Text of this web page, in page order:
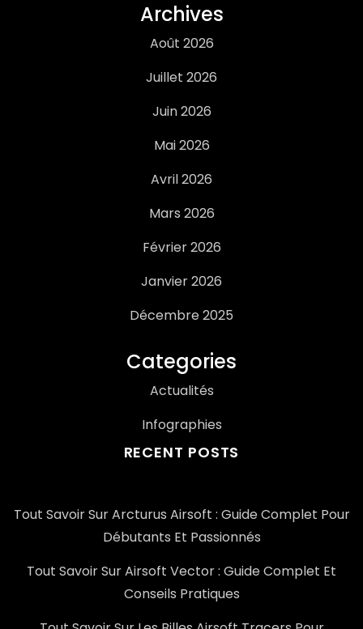
Archives
Août 2026
Juillet 2026
Juin 2026
Mai 2026
Avril 2026
Mars 2026
Février 2026
Janvier 2026
Décembre 2025
Categories
Actualités
Infographies
RECENT POSTS
Tout Savoir Sur Arcturus Airsoft : Guide Complet Pour
Débutants Et Passionnés
Tout Savoir Sur Airsoft Vector : Guide Complet Et
Conseils Pratiques